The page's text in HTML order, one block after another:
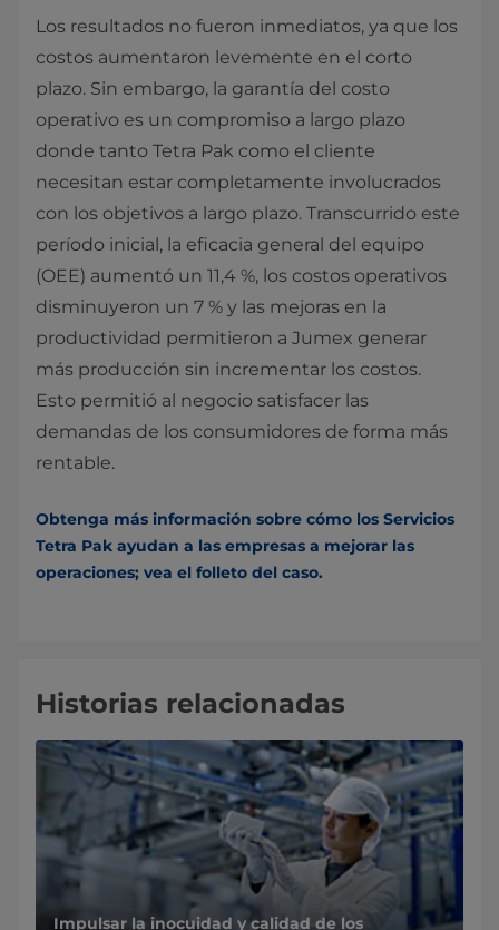
Los resultados no fueron inmediatos, ya que los
costos aumentaron levemente en el corto
plazo. Sin embargo, la garantía del costo
operativo es un compromiso a largo plazo
donde tanto Tetra Pak como el cliente
necesitan estar completamente involucrados
con los objetivos a largo plazo. Transcurrido este
período inicial, la eficacia general del equipo
(OEE) aumentó un 11,4 %, los costos operativos
disminuyeron un 7 % y las mejoras en la
productividad permitieron a Jumex generar
más producción sin incrementar los costos.
Esto permitió al negocio satisfacer las
demandas de los consumidores de forma más
rentable.
Obtenga más información sobre cómo los Servicios
Tetra Pak ayudan a las empresas a mejorar las
operaciones; vea el folleto del caso.
Historias relacionadas
Impulsar la inocuidad y calidad de los